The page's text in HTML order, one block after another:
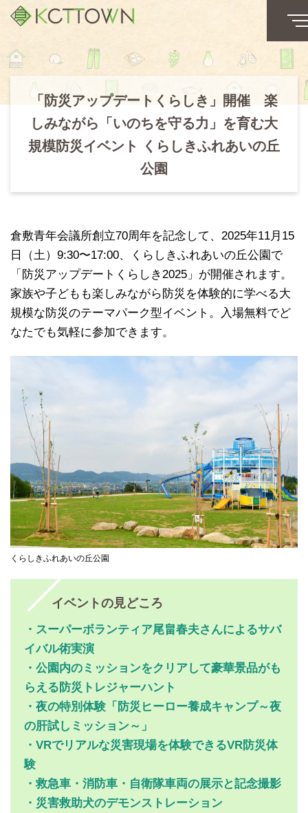
「防災アップデートくらしき」開催 楽
しみながら「いのちを守る力」を育む大
規模防災イベント くらしきふれあいの丘
公園
倉敷青年会議所創立70周年を記念して、2025年11月15
日（土）9:30〜17:00、くらしきふれあいの丘公園で
「防災アップデートくらしき2025」が開催されます。
家族や子どもも楽しみながら防災を体験的に学べる大
規模な防災のテーマパーク型イベント。入場無料でど
なたでも気軽に参加できます。
くらしきふれあいの丘公園
イベントの見どころ
・スーパーボランティア尾畠春夫さんによるサバ
イバル術実演
・公園内のミッションをクリアして豪華景品がも
らえる防災トレジャーハント
・夜の特別体験「防災ヒーロー養成キャンプ～夜
の肝試しミッション～」
・VRでリアルな災害現場を体験できるVR防災体
験
・救急車・消防車・自衛隊車両の展示と記念撮影
・災害救助犬のデモンストレーション